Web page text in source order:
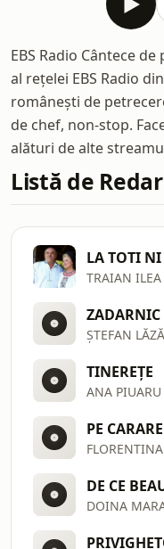
EBS Radio Cântece
al rețelei EBS Radio
românești de
de chef, non-stop.
alături de alte
Listă de
LA TOTI NI
TRAIAN ILEA
ZADARNIC
ȘTEFAN
TINEREŢE
ANA PIUARU
PE
DE CE
DOINA